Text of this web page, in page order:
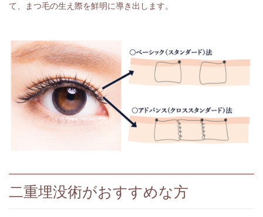
て、まつ毛の生え際を鮮明に導き出します。
二重埋没術がおすすめな方